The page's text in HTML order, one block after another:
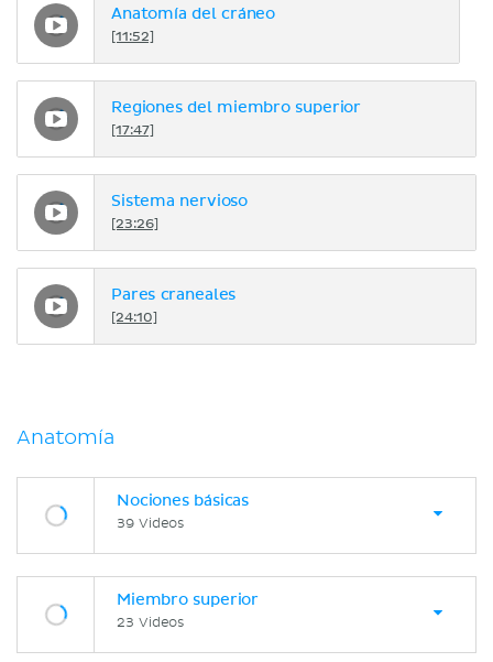
Anatomía del cráneo
[11:52]
Regiones del miembro superior
[17:47]
Sistema nervioso
[23:26]
Pares craneales
[24:10]
Anatomía
Nociones básicas
39 Videos
Miembro superior
23 Videos